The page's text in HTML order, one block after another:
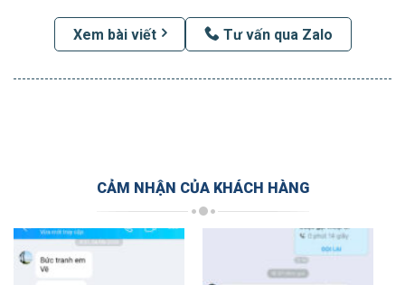
Xem bài viết Tư vấn qua Zalo
CẢM NHẬN CỦA KHÁCH HÀNG